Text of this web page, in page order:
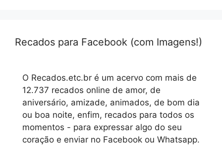
Recados para Facebook (com Imagens!)
O Recados.etc.br é um acervo com mais de
12.737 recados online de amor, de
aniversário, amizade, animados, de bom dia
ou boa noite, enfim, recados para todos os
momentos - para expressar algo do seu
coração e enviar no Facebook ou Whatsapp.